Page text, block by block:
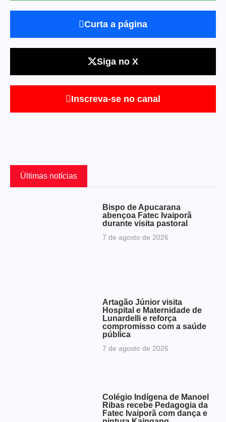
Curta a página
Siga no X
Inscreva-se no canal
Últimas notícias
Bispo de Apucarana
abençoa Fatec Ivaiporã
durante visita pastoral
7 de agosto de 2026
Artagão Júnior visita
Hospital e Maternidade de
Lunardelli e reforça
compromisso com a saúde
pública
7 de agosto de 2026
Colégio Indígena de Manoel
Ribas recebe Pedagogia da
Fatec Ivaiporã com dança e